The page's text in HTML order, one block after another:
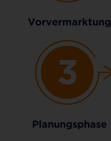
Vorvermarktung
Planungsphase